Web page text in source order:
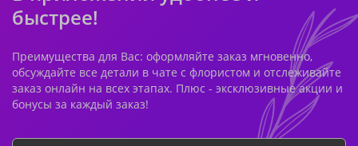
быстрее!
Преимущества для Вас: оформляйте заказ мгновенно,
обсуждайте все детали в чате с флористом и отслеживайте
заказ онлайн на всех этапах. Плюс - эксклюзивные акции и
бонусы за каждый заказ!